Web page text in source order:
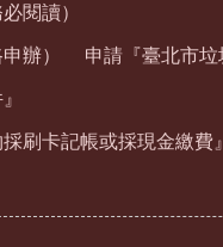
閱讀）
辦） 申請『臺北市垃
刷卡記帳或採現金繳費』